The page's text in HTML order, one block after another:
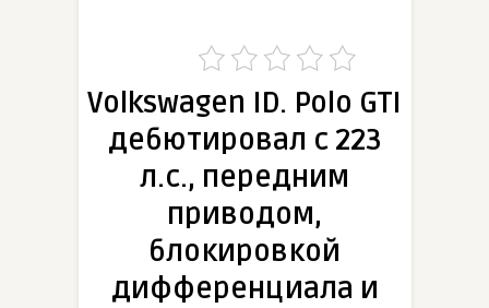
Volkswagen ID. Polo GTI
дебютировал с 223
л.с., передним
приводом,
блокировкой
дифференциала и